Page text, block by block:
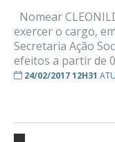
Nomear
exercer o cargo,
Secretaria Ação
efeitos a partir de
24/02/2017 12H31